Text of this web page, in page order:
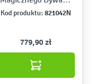
4.0 i Kinebi 5.0
Kod produktu: 821042N
779,90 zł